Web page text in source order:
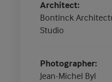
Architect
Bontinck
Studio
Photographer
Jean-Michel Byl